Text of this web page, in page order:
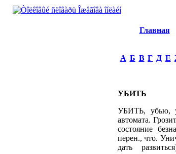
Главная
А Б В Г Д Е
УБИТЬ
УБИТЬ, убью,
автомата.
состояние
перен., что.
дать